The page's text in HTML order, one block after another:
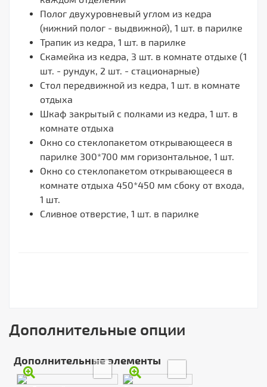
Полог двухуровневый углом из кедра
(нижний полог - выдвижной), 1 шт. в парилке
Трапик из кедра, 1 шт. в парилке
Скамейка из кедра, 3 шт. в комнате отдыхе (1
шт. - рундук, 2 шт. - стационарные)
Стол передвижной из кедра, 1 шт. в комнате
отдыха
Шкаф закрытый с полками из кедра, 1 шт. в
комнате отдыха
Окно со стеклопакетом открывающееся в
парилке 300*700 мм горизонтальное, 1 шт.
Окно со стеклопакетом открывающееся в
комнате отдыха 450*450 мм сбоку от входа,
1 шт.
Сливное отверстие, 1 шт. в парилке
Дополнительные опции
Дополнительные элементы